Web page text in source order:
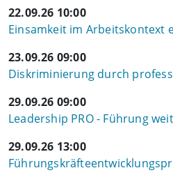
22.09.26 10:00
Einsamkeit im Arbeitskontext
23.09.26 09:00
Diskriminierung durch
29.09.26 09:00
Leadership PRO - Führung
29.09.26 13:00